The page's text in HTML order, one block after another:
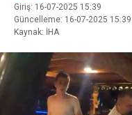
Giriş: 16-07-2025 15:39
Güncelleme: 16-07-2025 15:39
Kaynak: İHA